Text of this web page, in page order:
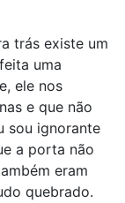
trás existe um
uma
ele nos
e que não
sou ignorante
a porta não
eram
quebrado.